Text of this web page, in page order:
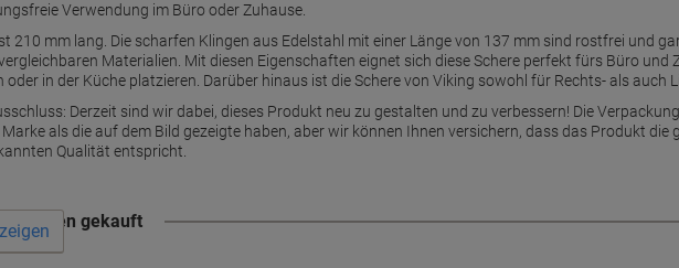
Verwendung im Büro oder Zuhause.
210 mm lang. Die scharfen Klingen aus Edelstahl mit einer Länge von 137 mm sind rostfrei und
Materialien. Mit diesen Eigenschaften eignet sich diese Schere perfekt fürs Büro
oder in der Küche platzieren. Darüber hinaus ist die Schere von Viking sowohl für Rechts- als auch
Derzeit sind wir dabei, dieses Produkt neu zu gestalten und zu verbessern! Die
Marke als die auf dem Bild gezeigte haben, aber wir können Ihnen versichern, dass das Produkt
Qualität entspricht.
gekauft